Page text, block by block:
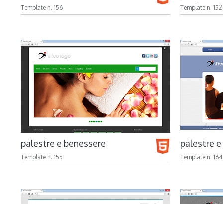
Template n. 156 Template n. 152
palestre e benessere
Template n. 155
palestre e
Template n. 164